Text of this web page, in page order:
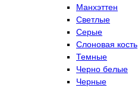
Манхэттен
Светлые
Серые
Слоновая кость
Темные
Черно белые
Черные